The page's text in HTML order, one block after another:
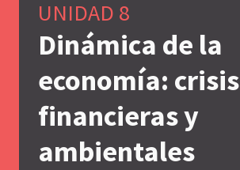
través
configuración
pero
posible
UNIDAD 8
Dinámica de la
economía: crisis
financieras y
ambientales